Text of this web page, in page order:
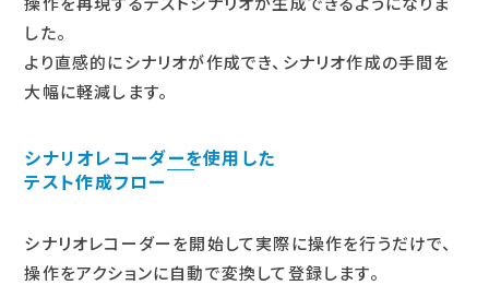
した。
より直感的にシナリオが作成でき、シナリオ作成の手間を
大幅に軽減します。
シナリオレコーダーを使用した
テスト作成フロー
シナリオレコーダーを開始して実際に操作を行うだけで、
操作をアクションに自動で変換して登録します。